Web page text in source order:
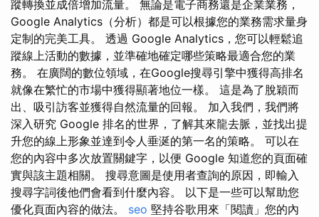
蹤轉換並成倍增加流量。 無論是電子商務還是企業業務，
Google Analytics（分析）都是可以根據您的業務需求量身
定制的完美工具。 透過 Google Analytics，您可以輕鬆追
蹤線上活動的數據，並準確地確定哪些策略最適合您的業
務。 在廣闊的數位領域，在Google搜尋引擎中獲得高排名
就像在繁忙的市場中獲得顯著地位一樣。 這是為了脫穎而
出、吸引訪客並獲得自然流量的回報。 加入我們，我們將
深入研究 Google 排名的世界，了解其來龍去脈，並找出提
升您的線上形象並達到令人垂涎的第一名的策略。 可以在
您的內容中多次放置關鍵字，以便 Google 知道您的頁面確
實與該主題相關。 搜尋意圖是使用者查詢的原因，即輸入
搜尋字詞後他們會看到什麼內容。 以下是一些可以幫助您
優化頁面內容的做法。 seo 堅持谷歌用來「閱讀」您的內